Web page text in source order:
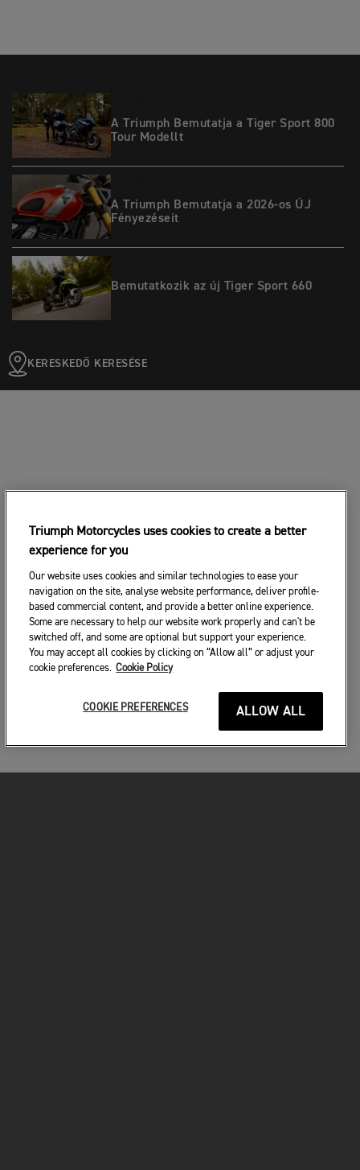
A Triumph Bemutatja a Tiger Sport 800
Tour Modellt
A Triumph Bemutatja a 2026-os ÚJ
Fényezéseit
Bemutatkozik az új Tiger Sport 660
KERESKEDŐ KERESÉSE
Triumph Motorcycles uses cookies to create a better
experience for you
Our website uses cookies and similar technologies to ease your
navigation on the site, analyse website performance, deliver profile-
based commercial content, and provide a better online experience.
Some are necessary to help our website work properly and can't be
switched off, and some are optional but support your experience.
You may accept all cookies by clicking on “Allow all” or adjust your
cookie preferences. Cookie Policy
ALLOW ALL
COOKIE PREFERENCES